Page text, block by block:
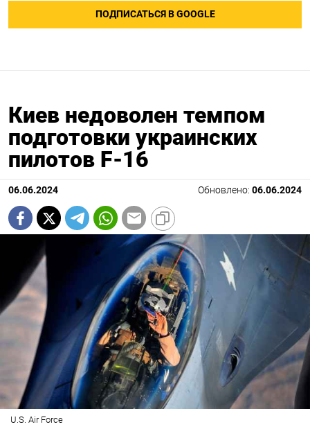
ПОДПИСАТЬСЯ В GOOGLE
Киев недоволен темпом
подготовки украинских
пилотов F-16
06.06.2024 Обновлено: 06.06.2024
U.S. Air Force